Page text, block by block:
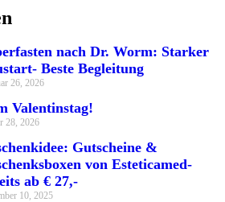
nach Dr. Worm: Starker
Beste Begleitung
26, 2026
Valentinstag!
28, 2026
Gutscheine &
von Esteticamed-
ab € 27,-
10, 2025